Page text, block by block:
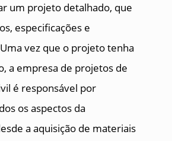
um projeto detalhado, que
especificações e
vez que o projeto tenha
a empresa de projetos de
é responsável por
os aspectos da
a aquisição de materiais